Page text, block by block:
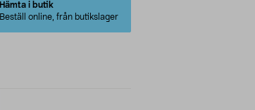
Hämta i butik
Beställ online, från butikslager